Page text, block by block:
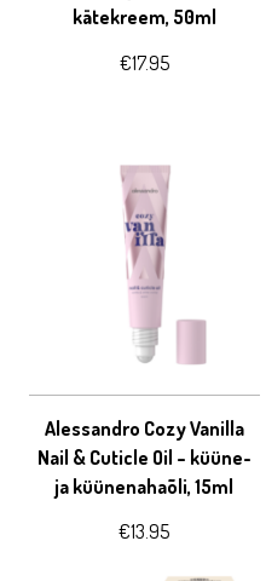
kätekreem, 50ml
€17.95
Alessandro Cozy Vanilla
Nail & Cuticle Oil – küüne-
ja küünenahaõli, 15ml
€13.95